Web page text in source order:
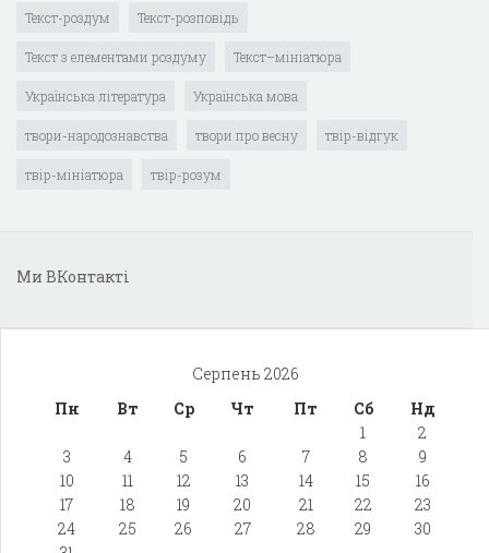
Текст-роздум Текст-розповідь
Текст з елементами роздуму Текст–мініатюра
Українська література Українська мова
твори-народознавства твори про весну твір-відгук
твір-мініатюра твір-розум
Ми ВКонтакті
Серпень 2026
Пн
Вт Ср Чт Пт Сб
Нд
1
2
3
4 5 6 7 8
9
10
11 12 13 14 15
16
17
18 19 20 21 22
23
24
25 26 27 28 29
30